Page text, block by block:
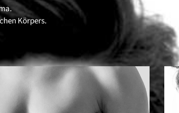
Körpers.